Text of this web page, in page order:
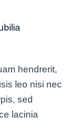
hendrerit,
leo nisi nec
sed
lacinia